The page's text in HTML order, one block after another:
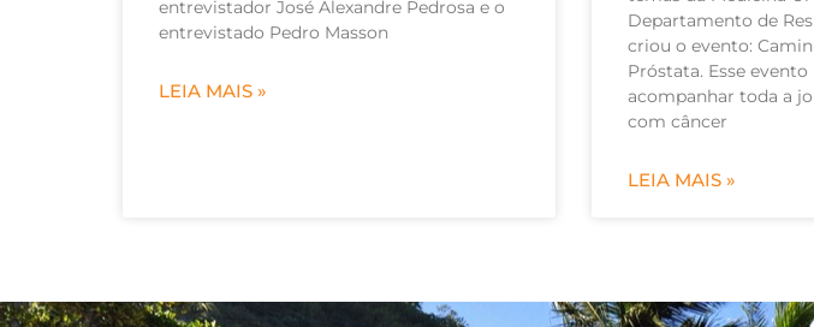
entrevistador José Alexandre Pedrosa e o
entrevistado Pedro Masson
LEIA MAIS »
Departamento de
criou o evento:
Próstata. Esse evento
acompanhar toda a
com câncer
LEIA MAIS »